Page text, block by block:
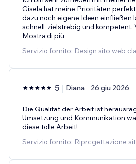
Gisela hat meine Prioritäten
dazu noch eigene Ideen einfließen
schnell, zielstrebig und kompetent.
Mostra di più
Servizio fornito: Design sito web
5 Diana 26 giu 2026
Die Qualität der Arbeit ist
Umsetzung und Kommunikation
diese tolle Arbeit!
Servizio fornito: Riprogettazione